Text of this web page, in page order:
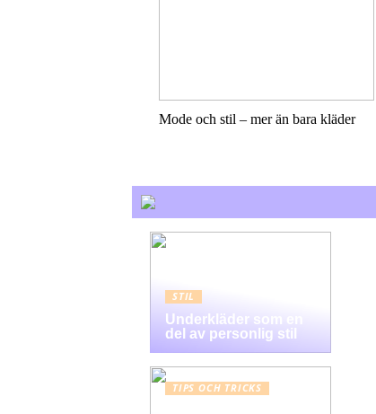
Mode och stil – mer än bara kläder
STIL
Underkläder som en
del av personlig stil
TIPS OCH TRICKS